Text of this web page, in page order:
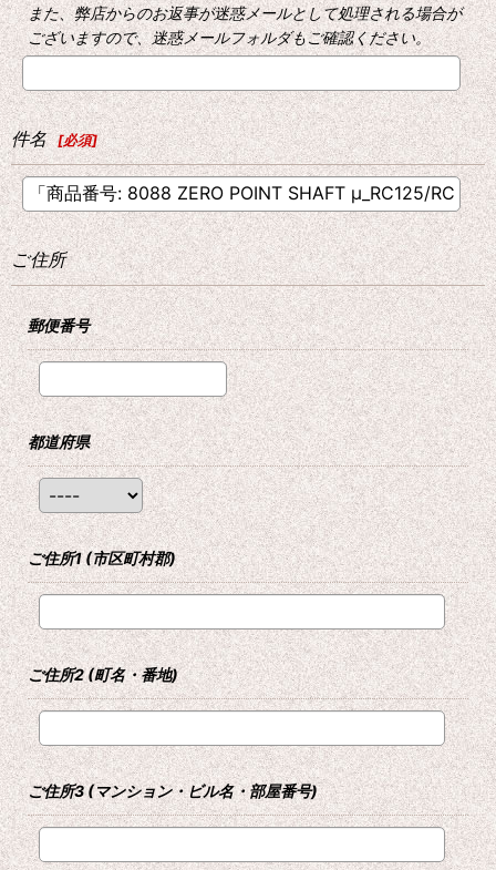
また、弊店からのお返事が迷惑メールとして処理される場合が
ございますので、迷惑メールフォルダもご確認ください。
件名 [必須]
ご住所
郵便番号
都道府県
ご住所1(市区町村郡)
ご住所2(町名・番地)
ご住所3(マンション・ビル名・部屋番号)